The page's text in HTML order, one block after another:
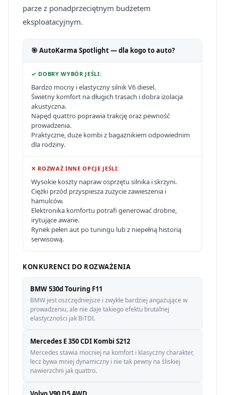
parze z ponadprzeciętnym budżetem
eksploatacyjnym.
🎯 AutoKarma Spotlight — dla kogo to auto?
✓ DOBRY WYBÓR JEŚLI:
Bardzo mocny i elastyczny silnik V6 diesel.
Świetny komfort na długich trasach i dobra izolacja
akustyczna.
Napęd quattro poprawia trakcję oraz pewność
prowadzenia.
Praktyczne, duże kombi z bagażnikiem odpowiednim
dla rodziny.
✕ ROZWAŻ INNE OPCJE JEŚLI:
Wysokie koszty napraw osprzętu silnika i skrzyni.
Ciężki przód przyspiesza zużycie zawieszenia i
hamulców.
Elektronika komfortu potrafi generować drobne,
irytujące awarie.
Rynek pełen aut po tuningu lub z niepełną historią
serwisową.
KONKURENCI DO ROZWAŻENIA
BMW 530d Touring F11
BMW jest oszczędniejsze i zwykle bardziej angażujące w
prowadzeniu, ale nie daje takiego efektu brutalnej
elastyczności jak BiTDI.
Mercedes E 350 CDI Kombi S212
Mercedes stawia mocniej na komfort i klasyczny charakter,
lecz bywa mniej dynamiczny i nie tak pewny na śliskiej
nawierzchni jak quattro.